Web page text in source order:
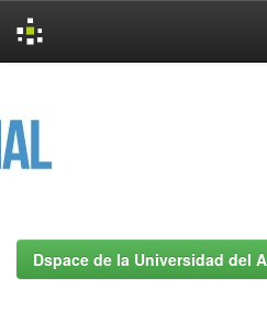
Dspace de la Universidad del